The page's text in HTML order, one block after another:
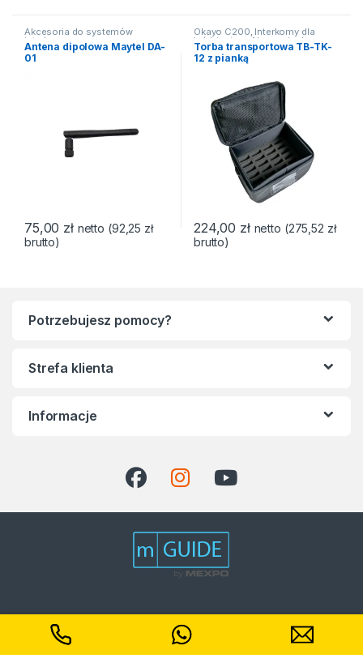
Akcesoria do systemów
interkom
Antena dipolowa Maytel DA-
01
75,00 zł netto (92,25 zł
brutto)
Okayo C200, Interkomy dla
jeździectwa Akcesoria do
systemów interkom,Torby i
walizy transportowe
Torba transportowa TB-TK-
12 z pianką
224,00 zł netto (275,52 zł
brutto)
Potrzebujesz pomocy?
Strefa klienta
Informacje